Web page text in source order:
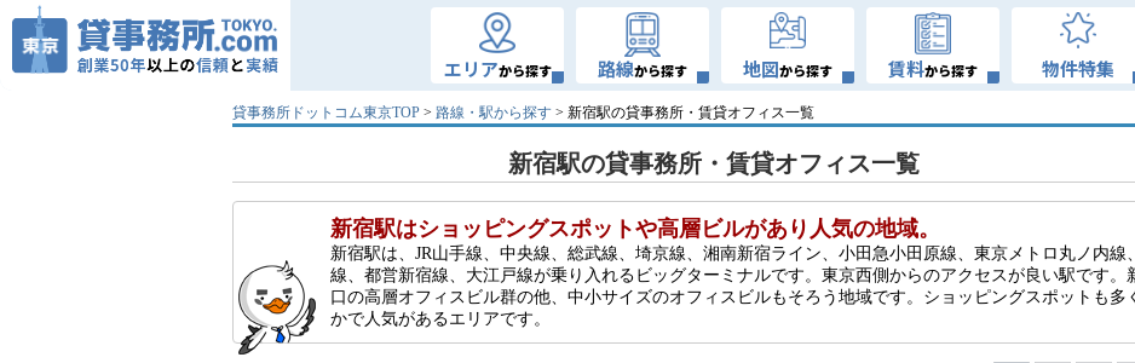
エリアから探す 路線から探す 地図から探す 賃料から探す 物件特集
貸事務所ドットコム東京TOP > 路線・駅から探す > 新宿駅の貸事務所・賃貸オフィス一覧
新宿駅の貸事務所・賃貸オフィス一覧
新宿駅はショッピングスポットや高層ビルがあり人気の地域。
新宿駅は、JR山手線、中央線、総武線、埼京線、湘南新宿ライン、小田急小田原線、東京メトロ丸ノ内線
線、都営新宿線、大江戸線が乗り入れるビッグターミナルです。東京西側からのアクセスが良い駅です。
口の高層オフィスビル群の他、中小サイズのオフィスビルもそろう地域です。ショッピングスポットも多
かで人気があるエリアです。